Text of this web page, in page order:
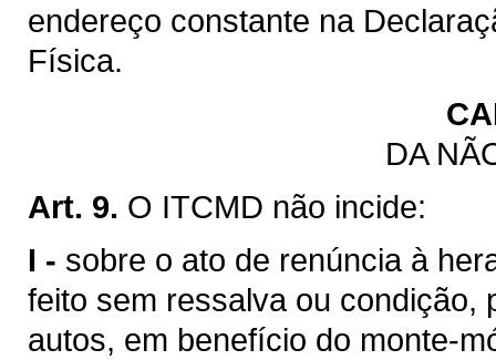
endereço constante na
Física.
DA
Art. 9. O ITCMD não incide:
I - sobre o ato de renúncia à
feito sem ressalva ou condição,
autos, em benefício do monte-